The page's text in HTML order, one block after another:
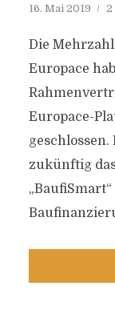
16. Mai 2019 2
Die
Europace
Europace-
zukünftig